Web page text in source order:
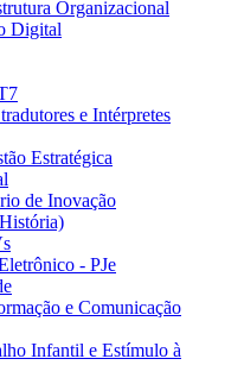
Organizacional
Digital
e Intérpretes
Estratégica
de Inovação
- PJe
e Comunicação
Infantil e Estímulo à